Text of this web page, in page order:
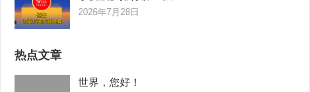
2026年7月28日
热点文章
世界，您好！